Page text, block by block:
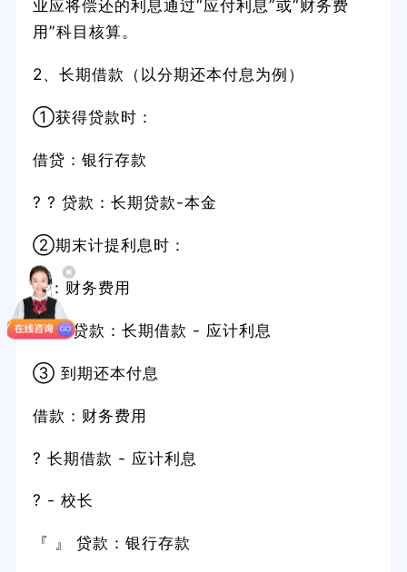
业应将偿还的利息通过“应付利息”或“财务费
用”科目核算。
2、长期借款（以分期还本付息为例）
①获得贷款时：
借贷：银行存款
? ? 贷款：长期贷款-本金
②期末计提利息时：
借：财务费用
? ?9 贷款：长期借款 - 应计利息
③ 到期还本付息
借款：财务费用
? 长期借款 - 应计利息
? - 校长
『 』 贷款：银行存款